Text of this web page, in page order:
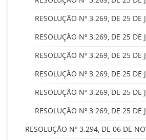
RESOLUÇÃO Nº 3.269, DE 25 DE
RESOLUÇÃO Nº 3.269, DE 25 DE
RESOLUÇÃO Nº 3.269, DE 25 DE
RESOLUÇÃO Nº 3.269, DE 25 DE
RESOLUÇÃO Nº 3.269, DE 25 DE
RESOLUÇÃO Nº 3.269, DE 25 DE
RESOLUÇÃO Nº 3.294, DE 06 DE